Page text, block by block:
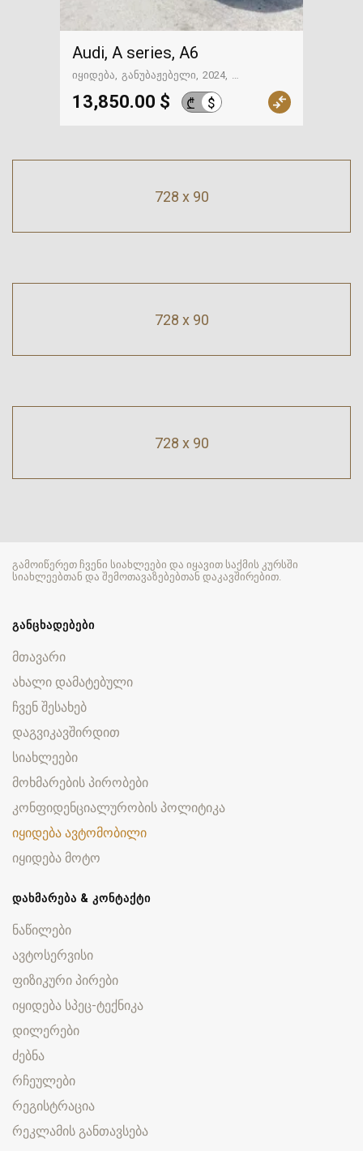
Audi, A series, A6
იყიდება განუბაჟებელი 2024
გზაში. საქართველოსკენ
13,850.00 $ ₾ $
728 x 90
728 x 90
728 x 90
გამოიწერეთ ჩვენი სიახლეები და იყავით საქმის კურსში
სიახლეებთან და შემოთავაზებებთან დაკავშირებით.
ᲒᲐᲜᲪᲮᲐᲓᲔᲑᲔᲑᲘ
მთავარი
ახალი დამატებული
ჩვენ შესახებ
დაგვიკავშირდით
სიახლეები
მოხმარების პირობები
კონფიდენციალურობის პოლიტიკა
იყიდება ავტომობილი
იყიდება მოტო
ᲓᲐᲮᲛᲐᲠᲔᲑᲐ & ᲙᲝᲜᲢᲐᲥᲢᲘ
ნაწილები
ავტოსერვისი
ფიზიკური პირები
იყიდება სპეც-ტექნიკა
დილერები
ძებნა
რჩეულები
რეგისტრაცია
რეკლამის განთავსება